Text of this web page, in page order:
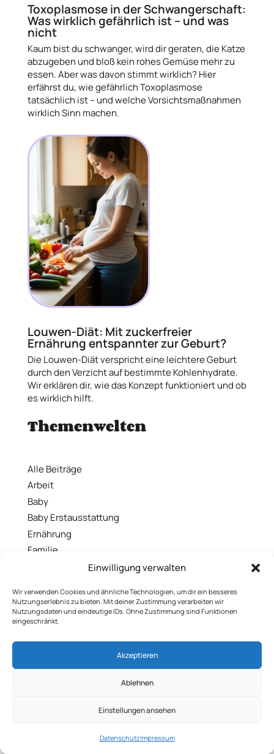
Einwilligung verwalten
Wir verwenden Cookies und ähnliche Technologien, um dir ein besseres
Nutzungserlebnis zu bieten. Mit deiner Zustimmung verarbeiten wir
Nutzungsdaten und eindeutige IDs. Ohne Zustimmung sind Funktionen
eingeschränkt.
Akzeptieren
Ablehnen
Einstellungen ansehen
DatenschutzImpressum
Toxoplasmose in der Schwangerschaft:
Was wirklich gefährlich ist – und was
nicht
Kaum bist du schwanger, wird dir geraten, die Katze
abzugeben und bloß kein rohes Gemüse mehr zu
essen. Aber was davon stimmt wirklich? Hier
erfährst du, wie gefährlich Toxoplasmose
tatsächlich ist – und welche Vorsichtsmaßnahmen
wirklich Sinn machen.
Louwen-Diät: Mit zuckerfreier
Ernährung entspannter zur Geburt?
Die Louwen-Diät verspricht eine leichtere Geburt
durch den Verzicht auf bestimmte Kohlenhydrate.
Wir erklären dir, wie das Konzept funktioniert und ob
es wirklich hilft.
Themenwelten
Alle Beiträge
Arbeit
Baby
Baby Erstausstattung
Ernährung
Familie
Geld
Gesundheit
Ratgeber & Checklisten